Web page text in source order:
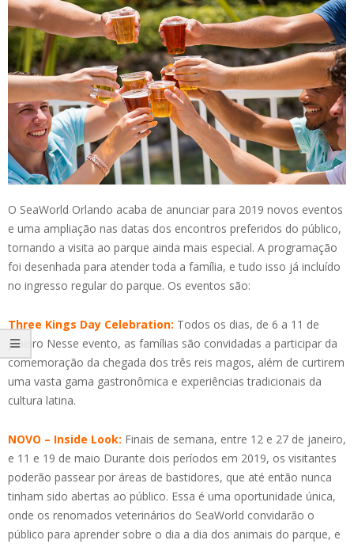
O SeaWorld Orlando acaba de anunciar para 2019 novos eventos
e uma ampliação nas datas dos encontros preferidos do público,
tornando a visita ao parque ainda mais especial. A programação
foi desenhada para atender toda a família, e tudo isso já incluído
no ingresso regular do parque. Os eventos são:
Three Kings Day Celebration: Todos os dias, de 6 a 11 de
janeiro Nesse evento, as famílias são convidadas a participar da
comemoração da chegada dos três reis magos, além de curtirem
uma vasta gama gastronômica e experiências tradicionais da
cultura latina.
NOVO – Inside Look: Finais de semana, entre 12 e 27 de janeiro,
e 11 e 19 de maio Durante dois períodos em 2019, os visitantes
poderão passear por áreas de bastidores, que até então nunca
tinham sido abertas ao público. Essa é uma oportunidade única,
onde os renomados veterinários do SeaWorld convidarão o
público para aprender sobre o dia a dia dos animais do parque, e